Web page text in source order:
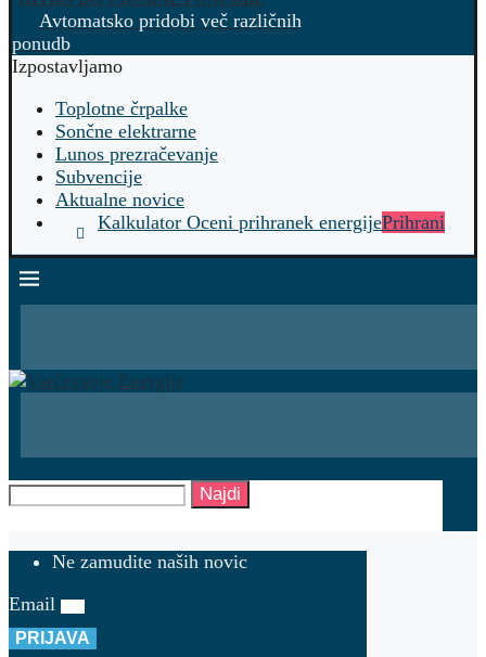
Avtomatsko pridobi več različnih
ponudb
Izpostavljamo
Toplotne črpalke
Sončne elektrarne
Lunos prezračevanje
Subvencije
Aktualne novice
Kalkulator Oceni prihranek energijePrihrani
Najdi
Ne zamudite naših novic
Email
PRIJAVA